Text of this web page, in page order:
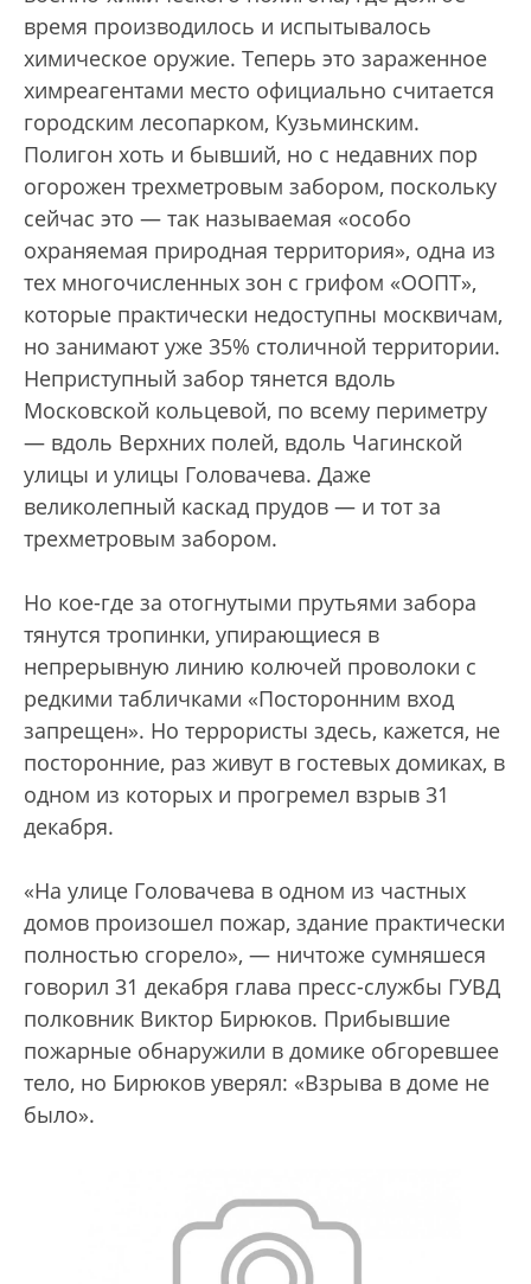
время производилось и испытывалось
химическое оружие. Теперь это зараженное
химреагентами место официально считается
городским лесопарком, Кузьминским.
Полигон хоть и бывший, но с недавних пор
огорожен трехметровым забором, поскольку
сейчас это — так называемая «особо
охраняемая природная территория», одна из
тех многочисленных зон с грифом «ООПТ»,
которые практически недоступны москвичам,
но занимают уже 35% столичной территории.
Неприступный забор тянется вдоль
Московской кольцевой, по всему периметру
— вдоль Верхних полей, вдоль Чагинской
улицы и улицы Головачева. Даже
великолепный каскад прудов — и тот за
трехметровым забором.
Но кое-где за отогнутыми прутьями забора
тянутся тропинки, упирающиеся в
непрерывную линию колючей проволоки с
редкими табличками «Посторонним вход
запрещен». Но террористы здесь, кажется, не
посторонние, раз живут в гостевых домиках, в
одном из которых и прогремел взрыв 31
декабря.
«На улице Головачева в одном из частных
домов произошел пожар, здание практически
полностью сгорело», — ничтоже сумняшеся
говорил 31 декабря глава пресс-службы ГУВД
полковник Виктор Бирюков. Прибывшие
пожарные обнаружили в домике обгоревшее
тело, но Бирюков уверял: «Взрыва в доме не
было».